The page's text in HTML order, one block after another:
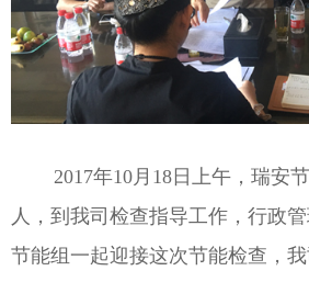
2017年10月18日上午，瑞安
人，到我司检查指导工作，行政
节能组一起迎接这次节能检查，